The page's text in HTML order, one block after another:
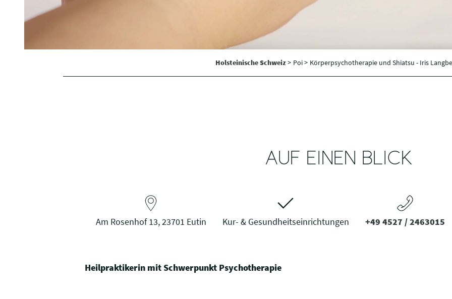
Holsteinische Schweiz> Poi > Körperpsychotherapie und Shiatsu - Iris
AUF EINEN BLICK
Am Rosenhof 13, 23701 Eutin Kur- & Gesundheitseinrichtungen +49 4527 / 2463015
Heilpraktikerin mit Schwerpunkt Psychotherapie